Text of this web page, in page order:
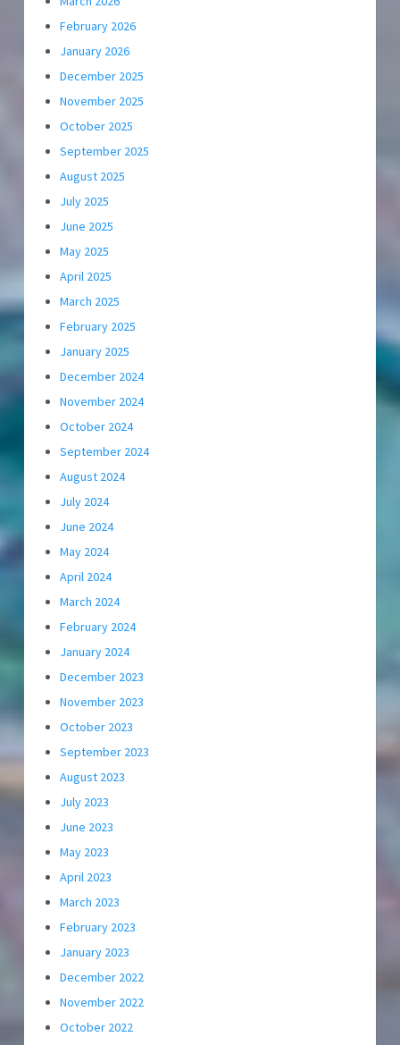
February 2026
January 2026
December 2025
November 2025
October 2025
September 2025
August 2025
July 2025
June 2025
May 2025
April 2025
March 2025
February 2025
January 2025
December 2024
November 2024
October 2024
September 2024
August 2024
July 2024
June 2024
May 2024
April 2024
March 2024
February 2024
January 2024
December 2023
November 2023
October 2023
September 2023
August 2023
July 2023
June 2023
May 2023
April 2023
March 2023
February 2023
January 2023
December 2022
November 2022
October 2022